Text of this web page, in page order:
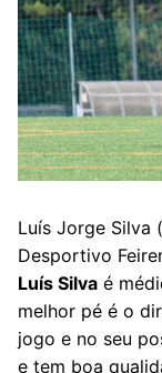
Luís Jorge Silva (
Desportivo
Luís Silva é
melhor pé é o
jogo e no seu
e tem boa